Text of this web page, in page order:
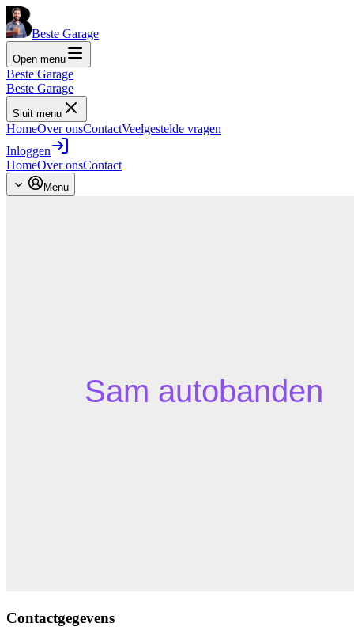
Beste Garage
Open menu
Beste Garage
Beste Garage
Sluit menu
HomeOver onsContactVeelgestelde vragen
Inloggen
HomeOver onsContact
Menu
Contactgegevens